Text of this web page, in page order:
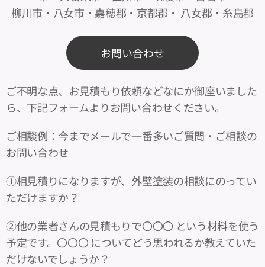
柳川市・八女市・嘉穂郡・京都郡・ 八女郡・糸島郡
お問い合わせ
ご不明な点、お見積もり依頼などなにか御座いました
ら、下記フォームよりお問い合わせください。
ご相談例：今までメールで一番多いご質問・ご相談の
お問い合わせ
①相見積りになりますが、外壁塗装の相談にのってい
ただけますか？
②他の業者さんの見積もりで〇〇〇 という材料を使う
予定です。〇〇〇 についてどう思われるか教えていた
だけないでしょうか？